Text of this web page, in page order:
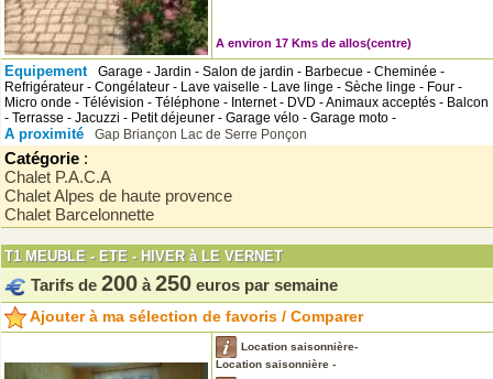
A environ 17 Kms de allos(centre)
Equipement
Garage - Jardin - Salon de jardin - Barbecue - Cheminée -
Refrigérateur - Congélateur - Lave vaiselle - Lave linge - Sèche linge - Four -
Micro onde - Télévision - Téléphone - Internet - DVD - Animaux acceptés - Balcon
- Terrasse - Jacuzzi - Petit déjeuner - Garage vélo - Garage moto -
A proximité Gap Briançon Lac de Serre Ponçon
Catégorie :
Chalet P.A.C.A
Chalet Alpes de haute provence
Chalet Barcelonnette
T1 MEUBLE - ETE - HIVER à LE VERNET
Tarifs de 200 à 250 euros par semaine
Ajouter à ma sélection de favoris / Comparer
Location saisonnière-
Location saisonnière -